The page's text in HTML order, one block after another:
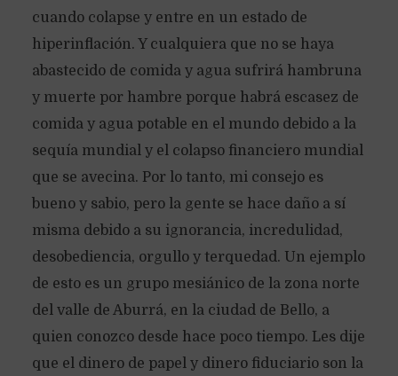
cuando colapse y entre en un estado de
hiperinflación. Y cualquiera que no se haya
abastecido de comida y agua sufrirá hambruna
y muerte por hambre porque habrá escasez de
comida y agua potable en el mundo debido a la
sequía mundial y el colapso financiero mundial
que se avecina. Por lo tanto, mi consejo es
bueno y sabio, pero la gente se hace daño a sí
misma debido a su ignorancia, incredulidad,
desobediencia, orgullo y terquedad. Un ejemplo
de esto es un grupo mesiánico de la zona norte
del valle de Aburrá, en la ciudad de Bello, a
quien conozco desde hace poco tiempo. Les dije
que el dinero de papel y dinero fiduciario son la